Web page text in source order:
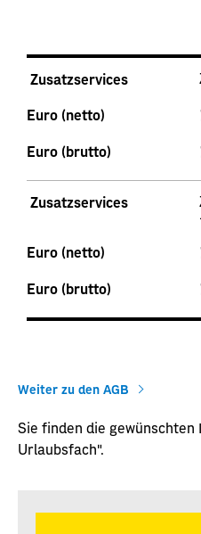
Zusatzservices
Euro (netto)
Euro (brutto)
Zusatzservices
Euro (netto)
Euro (brutto)
Weiter zu den AGB
Sie finden die
Urlaubsfach".